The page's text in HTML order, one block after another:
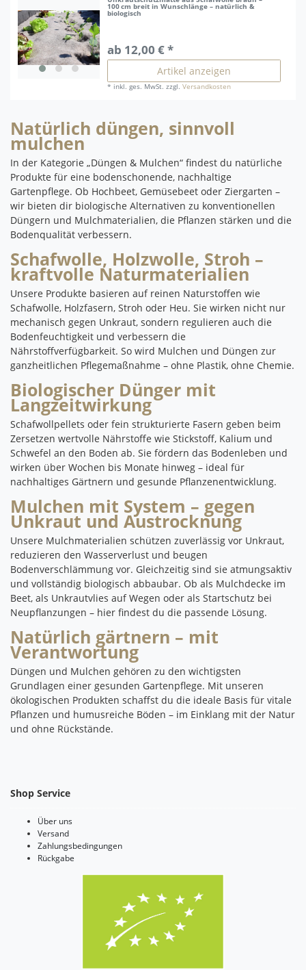
100 cm breit in Wunschlänge – natürlich &
biologisch
ab 12,00 € *
Artikel anzeigen
* inkl. ges. MwSt. zzgl.Versandkosten
Natürlich düngen, sinnvoll
mulchen
In der Kategorie „Düngen & Mulchen“ findest du natürliche
Produkte für eine bodenschonende, nachhaltige
Gartenpflege. Ob Hochbeet, Gemüsebeet oder Ziergarten –
wir bieten dir biologische Alternativen zu konventionellen
Düngern und Mulchmaterialien, die Pflanzen stärken und die
Bodenqualität verbessern.
Schafwolle, Holzwolle, Stroh –
kraftvolle Naturmaterialien
Unsere Produkte basieren auf reinen Naturstoffen wie
Schafwolle, Holzfasern, Stroh oder Heu. Sie wirken nicht nur
mechanisch gegen Unkraut, sondern regulieren auch die
Bodenfeuchtigkeit und verbessern die
Nährstoffverfügbarkeit. So wird Mulchen und Düngen zur
ganzheitlichen Pflegemaßnahme – ohne Plastik, ohne Chemie.
Biologischer Dünger mit
Langzeitwirkung
Schafwollpellets oder fein strukturierte Fasern geben beim
Zersetzen wertvolle Nährstoffe wie Stickstoff, Kalium und
Schwefel an den Boden ab. Sie fördern das Bodenleben und
wirken über Wochen bis Monate hinweg – ideal für
nachhaltiges Gärtnern und gesunde Pflanzenentwicklung.
Mulchen mit System – gegen
Unkraut und Austrocknung
Unsere Mulchmaterialien schützen zuverlässig vor Unkraut,
reduzieren den Wasserverlust und beugen
Bodenverschlämmung vor. Gleichzeitig sind sie atmungsaktiv
und vollständig biologisch abbaubar. Ob als Mulchdecke im
Beet, als Unkrautvlies auf Wegen oder als Startschutz bei
Neupflanzungen – hier findest du die passende Lösung.
Natürlich gärtnern – mit
Verantwortung
Düngen und Mulchen gehören zu den wichtigsten
Grundlagen einer gesunden Gartenpflege. Mit unseren
ökologischen Produkten schaffst du die ideale Basis für vitale
Pflanzen und humusreiche Böden – im Einklang mit der Natur
und ohne Rückstände.
Shop Service
Über uns
Versand
Zahlungsbedingungen
Rückgabe